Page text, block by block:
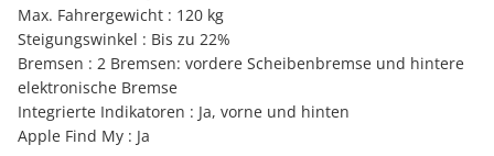
Max. Fahrergewicht : 120 kg
Steigungswinkel : Bis zu 22%
Bremsen : 2 Bremsen: vordere Scheibenbremse und hintere
elektronische Bremse
Integrierte Indikatoren : Ja, vorne und hinten
Apple Find My : Ja